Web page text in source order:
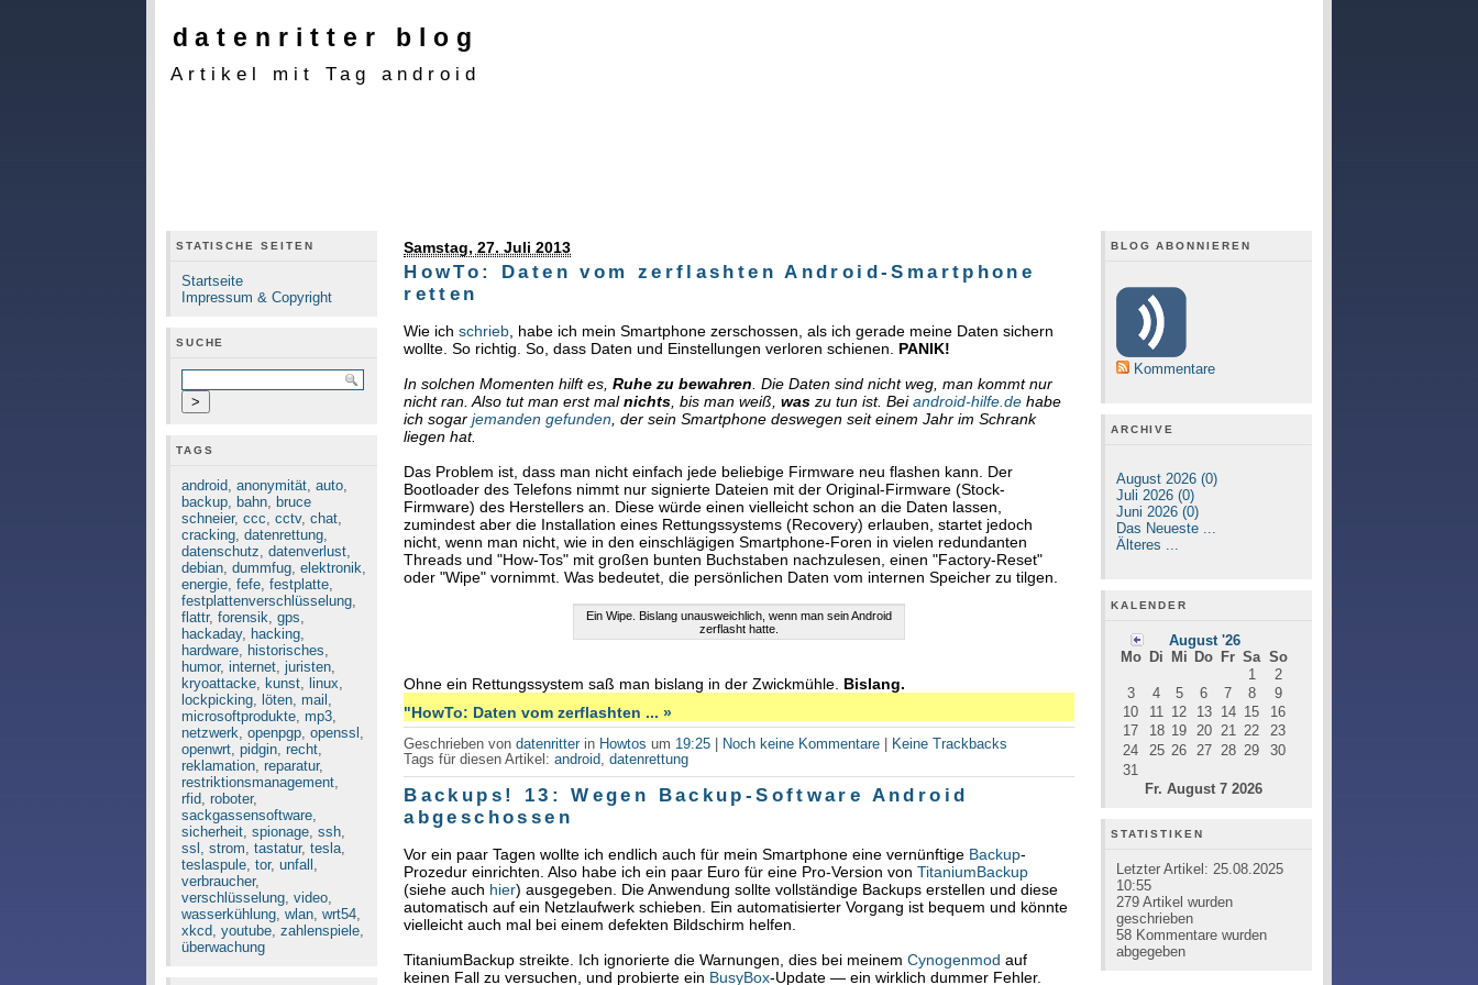
datenritter blog
Artikel mit Tag android
STATISCHE SEITEN
Startseite
Impressum & Copyright
SUCHE
TAGS
android, anonymität, auto,
backup, bahn, bruce
schneier, ccc, cctv, chat,
cracking, datenrettung,
datenschutz, datenverlust,
debian, dummfug, elektronik,
energie, fefe, festplatte,
festplattenverschlüsselung,
flattr, forensik, gps,
hackaday, hacking,
hardware, historisches,
humor, internet, juristen,
kryoattacke, kunst, linux,
lockpicking, löten, mail ,
microsoftprodukte, mp3,
netzwerk, openpgp, openssl ,
openwrt, pidgin, recht,
reklamation, reparatur,
restriktionsmanagement,
rfid, roboter,
sackgassensoftware,
sicherheit, spionage, ssh,
ssl , strom, tastatur, tesla,
teslaspule, tor, unfall ,
verbraucher,
verschlüsselung, video,
wasserkühlung, wlan, wrt54,
xkcd, youtube, zahlenspiele,
überwachung
Samstag, 27. Juli 2013
HowTo: Daten vom zerflashten Android-Smartphone
retten
Wie ichschrieb , habe ich mein Smartphone zerschossen, als ich gerade meine Daten sichern
wollte. So richtig. So, dass Daten und Einstellungen verloren schienen. PANIK!
In solchen Momenten hilft es,Ruhe zu bewahren . Die Daten sind nicht weg, man kommt nur
nicht ran. Also tut man erst malnichts , bis man weiß,was zu tun ist. Beiandroid-hilfe.de habe
ich sogarjemanden gefunden , der sein Smartphone deswegen seit einem Jahr im Schrank
liegen hat.
Das Problem ist, dass man nicht einfach jede beliebige Firmware neu flashen kann. Der
Bootloader des Telefons nimmt nur signierte Dateien mit der Original-Firmware (Stock-
Firmware) des Herstellers an. Diese würde einen vielleicht schon an die Daten lassen,
zumindest aber die Installation eines Rettungssystems (Recovery) erlauben, startet jedoch
nicht, wenn man nicht, wie in den einschlägigen Smartphone-Foren in vielen redundanten
Threads und "How-Tos" mit großen bunten Buchstaben nachzulesen, einen "Factory-Reset"
oder "Wipe" vornimmt. Was bedeutet, die persönlichen Daten vom internen Speicher zu tilgen.
Ein Wipe. Bislang unausweichlich, wenn man sein Android
zerflasht hatte.
Ohne ein Rettungssystem saß man bislang in der Zwickmühle. Bislang.
"HowTo: Daten vom zerflashten ... »
Geschrieben vondatenritterin Howtos um 19:25 Noch keine Kommentare
Keine Trackbacks
Tags für diesen Artikel:android,datenrettung
Backups! 13: Wegen Backup-Software Android
abgeschossen
Vor ein paar Tagen wollte ich endlich auch für mein Smartphone eine vernünftige Backup-
Prozedur einrichten. Also habe ich ein paar Euro für eine Pro-Version vonTitaniumBackup
(siehe auch hier) ausgegeben. Die Anwendung sollte vollständige Backups erstellen und diese
automatisch auf ein Netzlaufwerk schieben. Ein automatisierter Vorgang ist bequem und könnte
vielleicht auch mal bei einem defekten Bildschirm helfen.
TitaniumBackup streikte. Ich ignorierte die Warnungen, dies bei meinemCynogenmod auf
keinen Fall zu versuchen, und probierte ein BusyBox-Update — ein wirklich dummer Fehler.
BLOG ABONNIEREN
Kommentare
ARCHIVE
August 2026 (0)
Juli 2026 (0)
Juni 2026 (0)
Das Neueste ...
Älteres ...
KALENDER
August '26
Mo
Di Mi Do Fr Sa So
Fr. August 7 2026
1
2
3
4 5 6 7 8
9
10
11 12 13 14 15
16
17
18 19 20 21 22
23
24
25 26 27 28 29
30
31
STATISTIKEN
Letzter Artikel: 25.08.2025
10:55
279Artikel wurden
geschrieben
58Kommentare wurden
abgegeben